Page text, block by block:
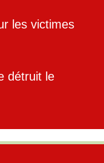
les victimes
détruit le